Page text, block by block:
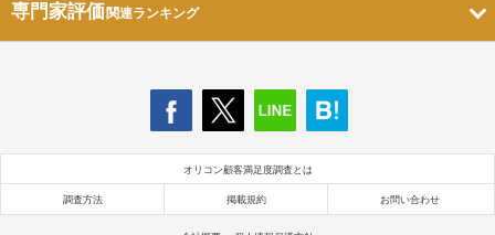
専門家評価関連ランキング
オリコン顧客満足度調査とは
調査方法 掲載規約 お問い合わせ